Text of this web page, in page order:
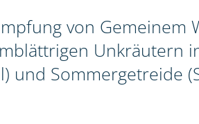
von Gemeinem
Unkräutern
und Sommergetreide